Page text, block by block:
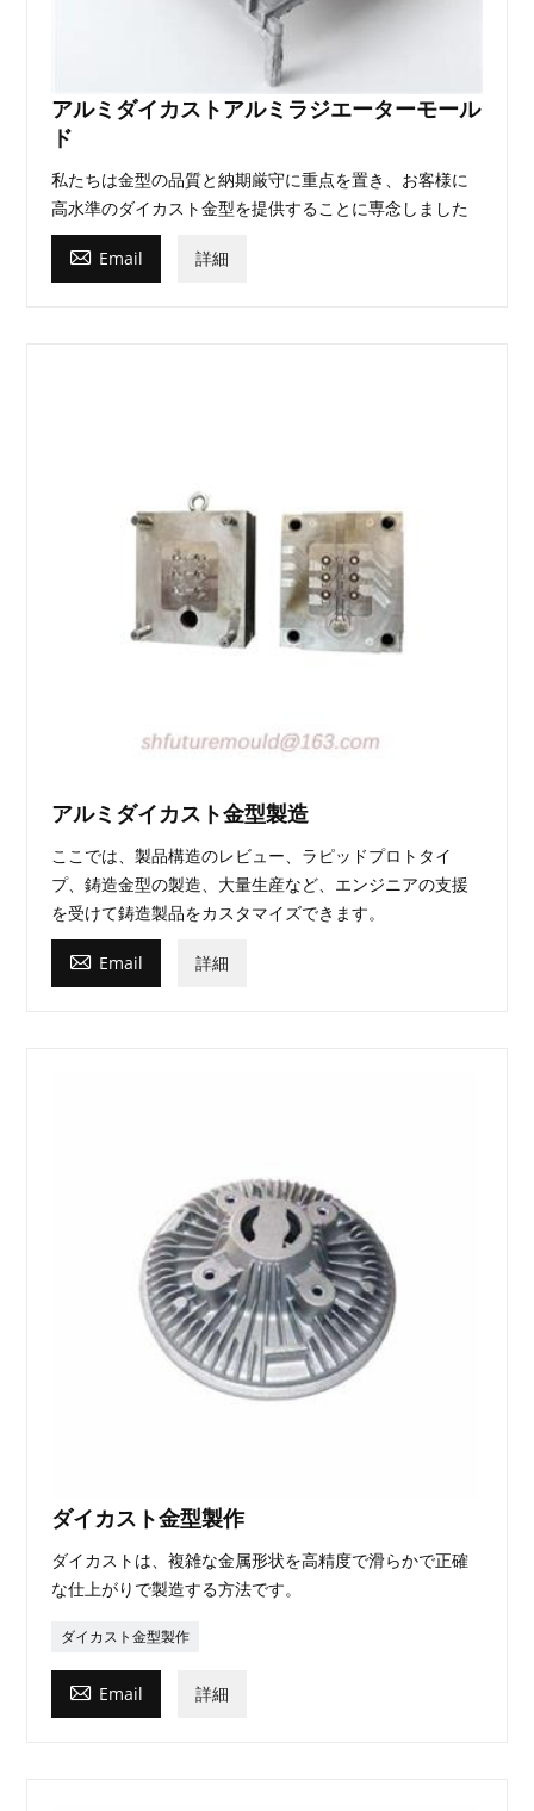
アルミダイカストアルミラジエーターモール
ド
私たちは金型の品質と納期厳守に重点を置き、お客様に
高水準のダイカスト金型を提供することに専念しました
 Email 詳細
アルミダイカスト金型製造
ここでは、製品構造のレビュー、ラピッドプロトタイ
プ、鋳造金型の製造、大量生産など、エンジニアの支援
を受けて鋳造製品をカスタマイズできます。
 Email 詳細
ダイカスト金型製作
ダイカストは、複雑な金属形状を高精度で滑らかで正確
な仕上がりで製造する方法です。
ダイカスト金型製作
 Email 詳細